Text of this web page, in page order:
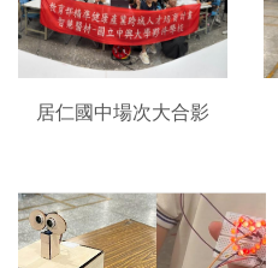
居仁國中場次大合影